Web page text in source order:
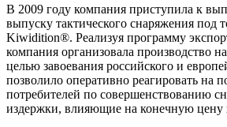
В 2009 году компания приступила к
выпуску тактического снаряжения под
Kiwidition®. Реализуя программу
компания организовала производство
целью завоевания российского и
позволило оперативно реагировать на
потребителей по совершенствованию
издержки, влияющие на конечную цену